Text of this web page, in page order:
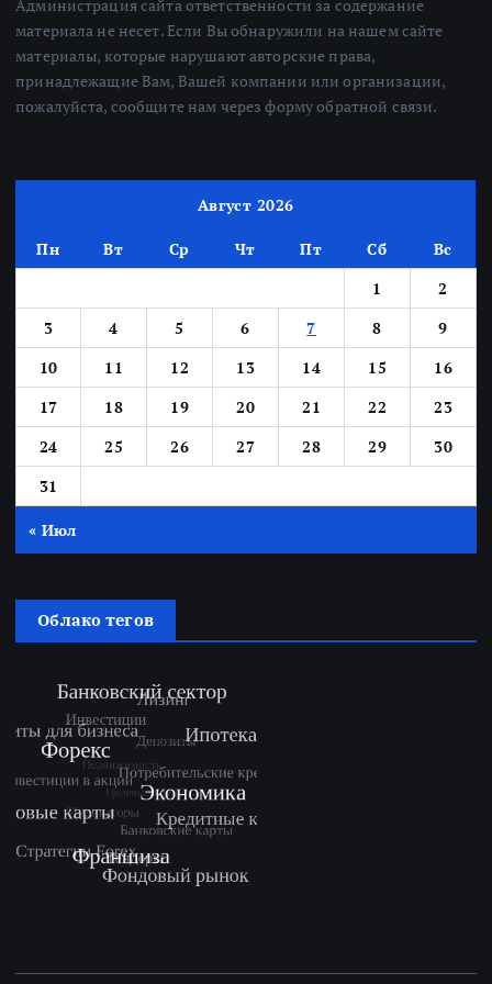
Администрация сайта ответственности за содержание
материала не несет. Если Вы обнаружили на нашем сайте
материалы, которые нарушают авторские права,
принадлежащие Вам, Вашей компании или организации,
пожалуйста, сообщите нам через форму обратной связи.
Август 2026
Пн Вт Ср Чт Пт Сб
Вс
1
2
3
4 5 6 7 8
9
10
11 12 13 14 15
16
17
18 19 20 21 22
23
24
25 26 27 28 29
30
31
« Июл
Облако тегов